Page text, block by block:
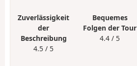
Zuverlässigkeit
der
Beschreibung
4.5 / 5
Bequemes
Folgen der Tour
4.4 / 5